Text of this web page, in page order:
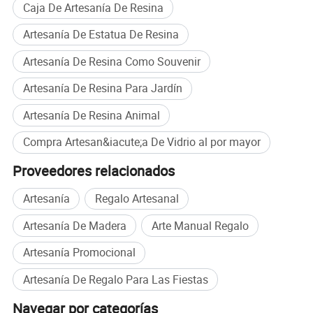
Caja De Artesanía De Resina
Artesanía De Estatua De Resina
Artesanía De Resina Como Souvenir
Artesanía De Resina Para Jardín
Artesanía De Resina Animal
Compra Artesan&iacute;a De Vidrio al por mayor
Proveedores relacionados
Artesanía
Regalo Artesanal
Artesanía De Madera
Arte Manual Regalo
Artesanía Promocional
Artesanía De Regalo Para Las Fiestas
Navegar por categorías